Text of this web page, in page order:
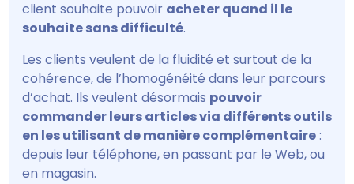
client souhaite pouvoir acheter quand il le
souhaite sans difficulté.
Les clients veulent de la fluidité et surtout de la
cohérence, de l’homogénéité dans leur parcours
d’achat. Ils veulent désormais pouvoir
commander leurs articles via différents outils
en les utilisant de manière complémentaire:
depuis leur téléphone, en passant par le Web, ou
en magasin.